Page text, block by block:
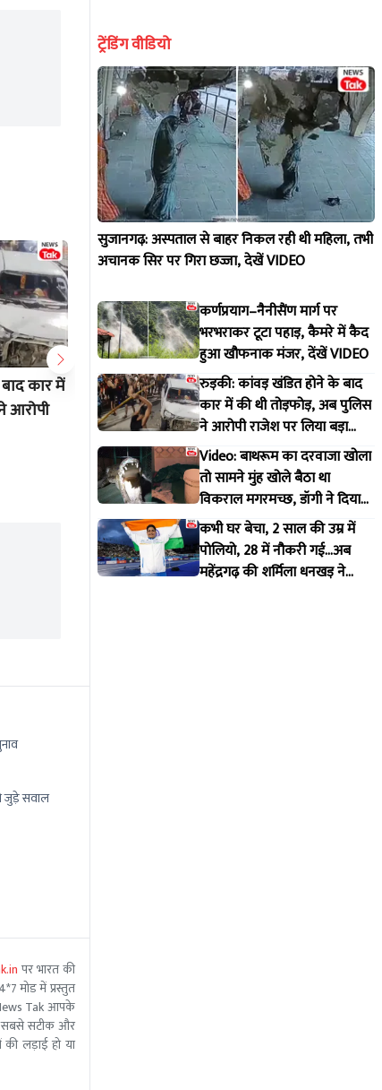
कार में
आरोपी
Video: बाथरूम का दरवाजा खोला तो
सामने मुंह खोले बैठा था विकराल
मगरमच्छ, डॉगी ने दिया मकान मालिक
को इशारा
Jul 30 2026 6:51 PM
कभी घर
28 में
की
रचाJul 30
जुड़े सवाल
पर भारत की
मोड में प्रस्तुत
News Tak आपके
सबसे सटीक और
की लड़ाई हो या
ट्रेंडिंग वीडियो
सुजानगढ़: अस्पताल से बाहर निकल रही थी महिला, तभी
अचानक सिर पर गिरा छज्जा, देखें VIDEO
कर्णप्रयाग–नैनीसैंण मार्ग पर
भरभराकर टूटा पहाड़, कैमरे में कैद
हुआ खौफनाक मंजर, देंखें VIDEO
रुड़की: कांवड़ खंडित होने के बाद
कार में की थी तोड़फोड़, अब पुलिस
ने आरोपी राजेश पर लिया बड़ा
एक्शन
Video: बाथरूम का दरवाजा खोला
तो सामने मुंह खोले बैठा था
विकराल मगरमच्छ, डॉगी ने दिया
मकान मालिक को इशारा
कभी घर बेचा, 2 साल की उम्र में
पोलियो, 28 में नौकरी गई...अब
महेंद्रगढ़ की शर्मिला धनखड़ ने